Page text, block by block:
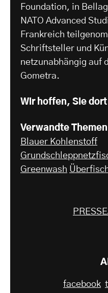
Foundation, in
NATO Advanced
Frankreich
Schriftsteller und
netzunabhängig auf
Gometra.
Wir hoffen, Sie dort
Verwandte Themen
Blauer Kohlenstoff
Greenwash
facebook